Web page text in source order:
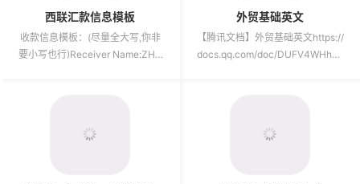
西联汇款信息模板
收款信息模板：(尽量全大写,你非
要小写也行)Receiver Name:ZHA
外贸基础英文
【腾讯文档】外贸基础英文https://
docs.qq.com/doc/DUFV4WHh0d